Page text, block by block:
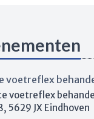
voetreflex
5629 JX Eindhoven